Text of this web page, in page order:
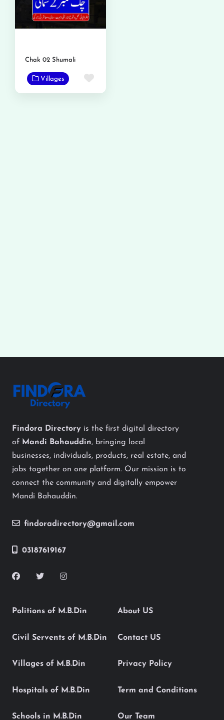
Chak 02 Shumali
Villages Favorite
Findora Directory is the first digital directory
of Mandi Bahauddin, bringing local
businesses, individuals, products, real estate, and
jobs together on one platform. Our mission is to
connect the community and digitally empower
Mandi Bahauddin.
findoradirectory@gmail.com
03187619167
Politions of M.B.Din
Civil Servents of M.B.Din
Villages of M.B.Din
Hospitals of M.B.Din
Schools in M.B.Din
About US
Contact US
Privacy Policy
Term and Conditions
Our Team